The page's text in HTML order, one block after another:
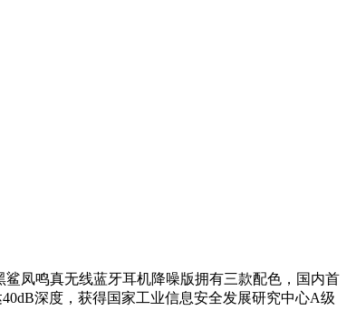
鲨凤鸣真无线蓝牙耳机降噪版拥有三款配色，国内首
深度，获得国家工业信息安全发展研究中心A级